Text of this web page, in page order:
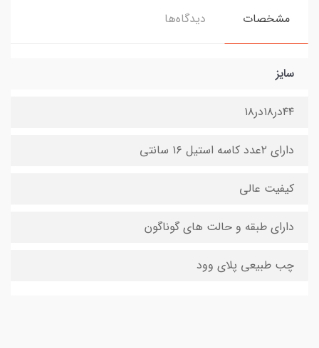
مشخصات دیدگاه‌ها
سایز
۴۴در۱۸در۱۸
دارای ۲عدد کاسه استیل ۱۶ سانتی
کیفیت عالی
دارای طبقه و حالت های گوناگون
چب طبیعی پلای وود